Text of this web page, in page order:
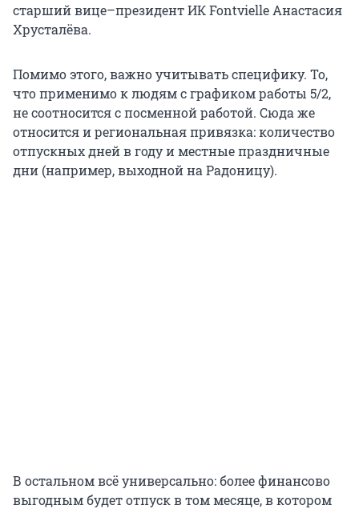
старший вице–президент ИК Fontvielle Анастасия
Хрусталёва.
Помимо этого, важно учитывать специфику. То,
что применимо к людям с графиком работы 5/2,
не соотносится с посменной работой. Сюда же
относится и региональная привязка: количество
отпускных дней в году и местные праздничные
дни (например, выходной на Радоницу).
В остальном всё универсально: более финансово
выгодным будет отпуск в том месяце, в котором